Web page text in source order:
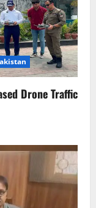
Drone Traffic